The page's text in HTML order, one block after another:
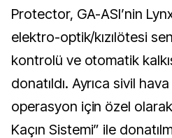
Protector, GA-ASI’nin
elektro-optik/kızılötesi
kontrolü ve otomatik
donatıldı. Ayrıca sivil
operasyon için özel
Kaçın Sistemi” ile